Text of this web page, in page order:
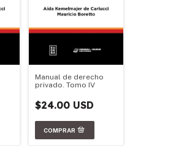
Manual de derecho
privado. Tomo IV
$24.00 USD